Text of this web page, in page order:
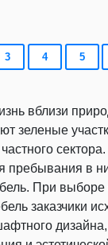
3 4 5
вблизи
зеленые
пребывания в
При выборе
заказчики